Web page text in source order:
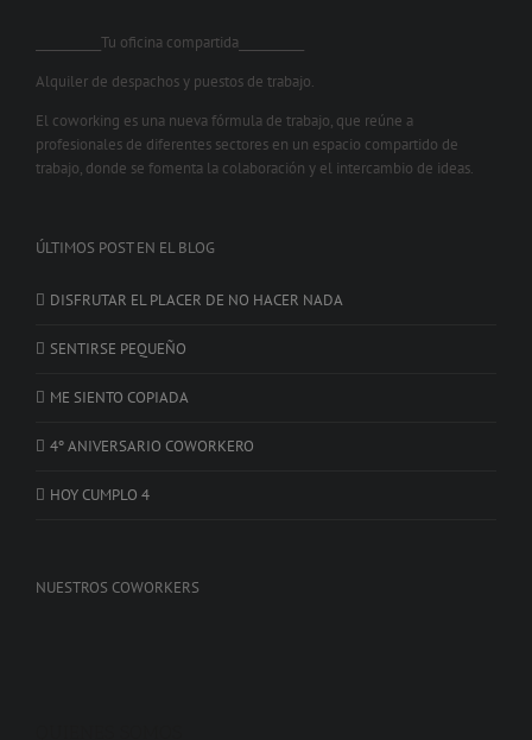
___________Tu oficina compartida___________
Alquiler de despachos y puestos de trabajo.
El coworking es una nueva fórmula de trabajo, que reúne a
profesionales de diferentes sectores en un espacio compartido de
trabajo, donde se fomenta la colaboración y el intercambio de ideas.
ÚLTIMOS POST EN EL BLOG
DISFRUTAR EL PLACER DE NO HACER NADA
SENTIRSE PEQUEÑO
ME SIENTO COPIADA
4º ANIVERSARIO COWORKERO
HOY CUMPLO 4
NUESTROS COWORKERS